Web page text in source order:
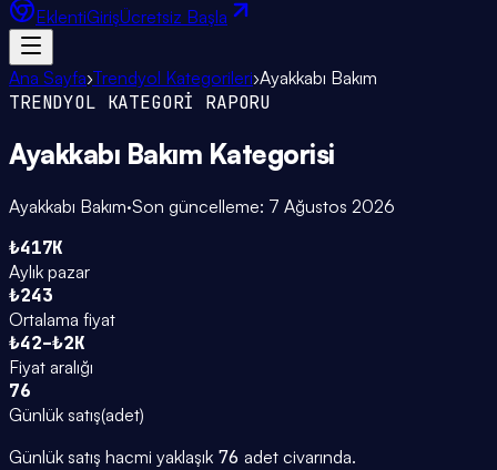
EklentiGirişÜcretsiz Başla
Ana Sayfa›Trendyol Kategorileri›Ayakkabı Bakım
TRENDYOL KATEGORİ RAPORU
Ayakkabı Bakım Kategorisi
Ayakkabı Bakım·Son güncelleme: 7 Ağustos 2026
₺417K
Aylık pazar
₺243
Ortalama fiyat
₺42–₺2K
Fiyat aralığı
76
Günlük satış(adet)
Günlük satış hacmi yaklaşık 76 adet civarında.